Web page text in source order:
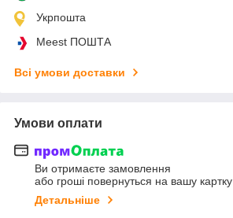
Укрпошта
Meest ПОШТА
Всі умови доставки
Умови оплати
Ви отримаєте замовлення
або гроші повернуться на вашу картку
Детальніше